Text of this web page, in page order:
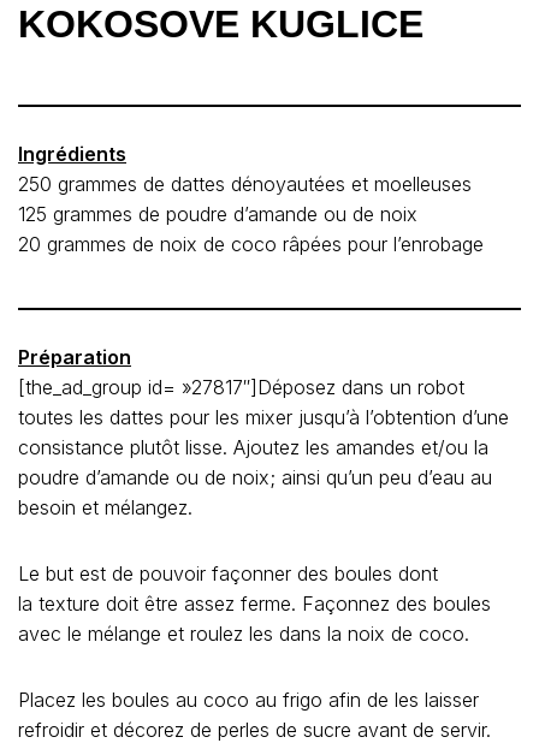
KOKOSOVE KUGLICE
Ingrédients
250 grammes de dattes dénoyautées et moelleuses
125 grammes de poudre d’amande ou de noix
20 grammes de noix de coco râpées pour l’enrobage
Préparation
[the_ad_group id= »27817″]Déposez dans un robot
toutes les dattes pour les mixer jusqu’à l’obtention d’une
consistance plutôt lisse. Ajoutez les amandes et/ou la
poudre d’amande ou de noix; ainsi qu’un peu d’eau au
besoin et mélangez.
Le but est de pouvoir façonner des boules dont
la texture doit être assez ferme. Façonnez des boules
avec le mélange et roulez les dans la noix de coco.
Placez les boules au coco au frigo afin de les laisser
refroidir et décorez de perles de sucre avant de servir.